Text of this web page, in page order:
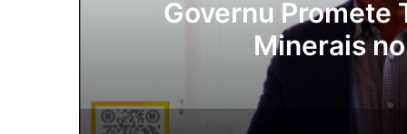
Governu Promete
Minerais